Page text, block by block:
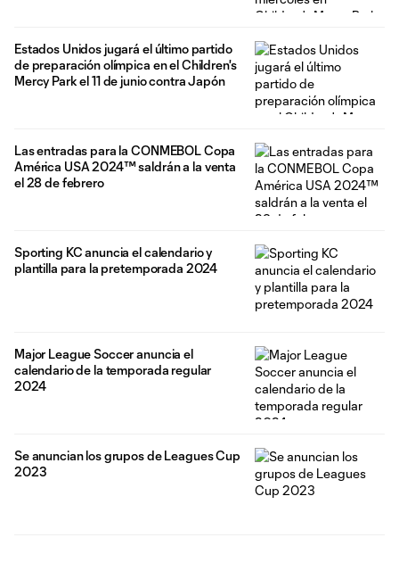
Estados Unidos jugará el último partido
de preparación olímpica en el Children's
Mercy Park el 11 de junio contra Japón
Las entradas para la CONMEBOL Copa
América USA 2024™️ saldrán a la venta
el 28 de febrero
Sporting KC anuncia el calendario y
plantilla para la pretemporada 2024
Major League Soccer anuncia el
calendario de la temporada regular
2024
Se anuncian los grupos de Leagues Cup
2023